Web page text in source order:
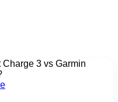
Charge 3 vs Garmin